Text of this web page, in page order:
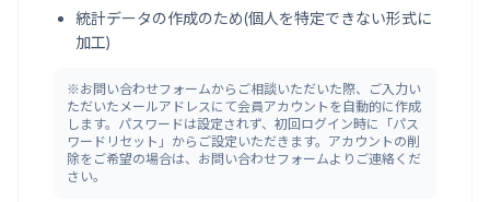
統計データの作成のため(個人を特定できない形式に
加工)
※お問い合わせフォームからご相談いただいた際、ご入力い
ただいたメールアドレスにて会員アカウントを自動的に作成
します。パスワードは設定されず、初回ログイン時に「パス
ワードリセット」からご設定いただきます。アカウントの削
除をご希望の場合は、お問い合わせフォームよりご連絡くだ
さい。